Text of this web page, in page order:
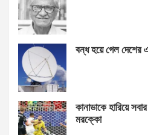
বন্ধ হয়ে গেল দেশের
কানাডাকে হারিয়ে
মরক্কো